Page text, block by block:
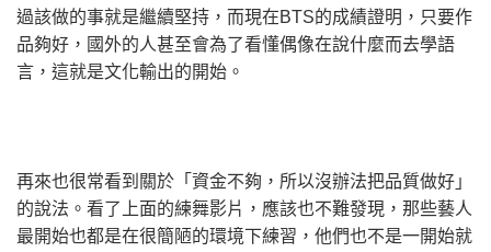
過該做的事就是繼續堅持，而現在BTS的成績證明，只要作
品夠好，國外的人甚至會為了看懂偶像在說什麼而去學語
言，這就是文化輸出的開始。
再來也很常看到關於「資金不夠，所以沒辦法把品質做好」
的說法。看了上面的練舞影片，應該也不難發現，那些藝人
最開始也都是在很簡陋的環境下練習，他們也不是一開始就